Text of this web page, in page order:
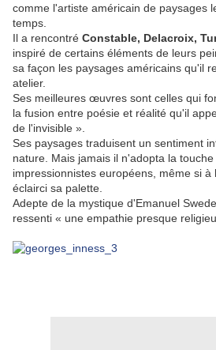
comme l'artiste américain de paysages
temps.
Il a rencontré Constable, Delacroix,
inspiré de certains éléments de leurs
sa façon les paysages américains qu'il
atelier.
Ses meilleures œuvres sont celles qui
la fusion entre poésie et réalité qu'il
de l'invisible ».
Ses paysages traduisent un sentiment
nature. Mais jamais il n'adopta la
impressionnistes européens, même si à
éclairci sa palette.
Adepte de la mystique d'Emanuel
ressenti « une empathie presque